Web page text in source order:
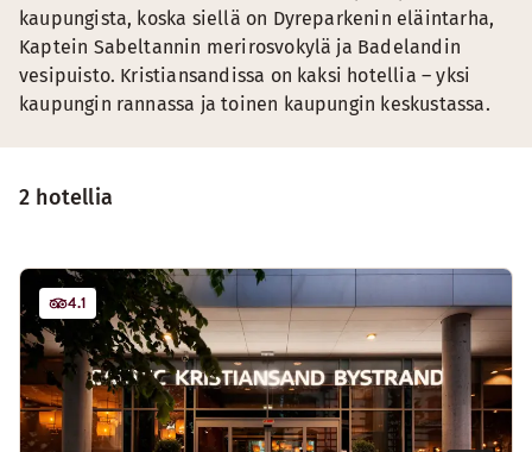
2 hotellia
4.1
kaupungista, koska siellä on Dyreparkenin eläintarha,
Kaptein Sabeltannin merirosvokylä ja Badelandin
vesipuisto. Kristiansandissa on kaksi hotellia – yksi
kaupungin rannassa ja toinen kaupungin keskustassa.